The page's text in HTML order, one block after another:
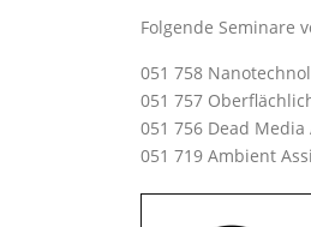
Folgende Seminare
051 758
051 757
051 756 Dead Media
051 719 Ambient